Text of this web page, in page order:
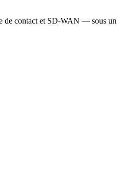
contact et SD-WAN — sous